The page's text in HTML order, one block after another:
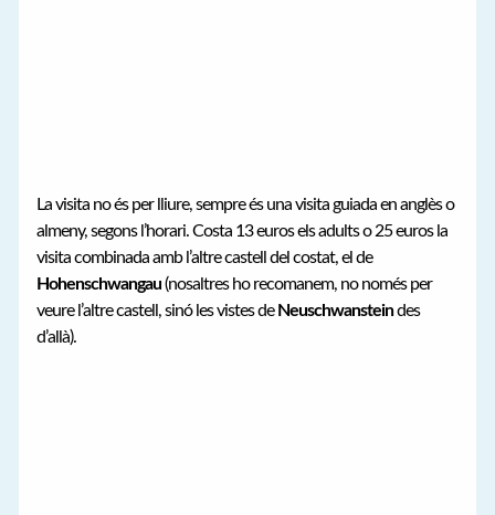
La visita no és per lliure, sempre és una visita guiada en anglès o
almeny, segons l’horari. Costa 13 euros els adults o 25 euros la
visita combinada amb l’altre castell del costat, el de
Hohenschwangau(nosaltres ho recomanem, no només per
veure l’altre castell, sinó les vistes deNeuschwansteindes
d’allà).